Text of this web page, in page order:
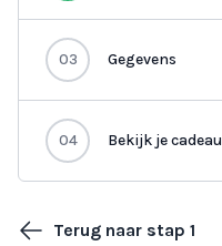
03 Gegevens
04 Bekijk je cadeau
Terug naar stap 1